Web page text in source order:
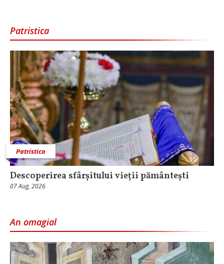
Patristica
Patristica
Descoperirea sfârșitului vieții pământești
07 Aug, 2026
An omagial